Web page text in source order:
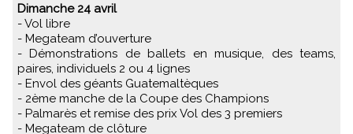
Dimanche 24 avril
- Vol libre
- Megateam d’ouverture
- Démonstrations de ballets en musique, des teams,
paires, individuels 2 ou 4 lignes
- Envol des géants Guatemaltèques
- 2ème manche de la Coupe des Champions
- Palmarès et remise des prix Vol des 3 premiers
- Megateam de clôture